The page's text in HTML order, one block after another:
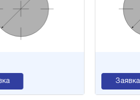
Заявка